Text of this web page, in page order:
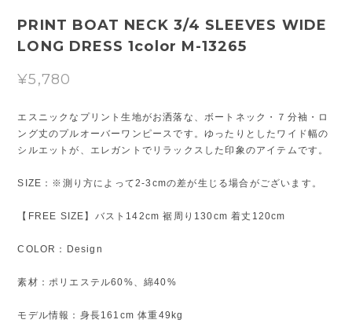
PRINT BOAT NECK 3/4 SLEEVES WIDE
LONG DRESS 1color M-13265
¥5,780
エスニックなプリント生地がお洒落な、ボートネック・７分袖・ロ
ング丈のプルオーバーワンピースです。ゆったりとしたワイド幅の
シルエットが、エレガントでリラックスした印象のアイテムです。
SIZE：※測り方によって2-3cmの差が生じる場合がございます。
【FREE SIZE】バスト142cm 裾周り130cm 着丈120cm
COLOR：Design
素材：ポリエステル60%、綿40%
モデル情報：身長161cm 体重49kg